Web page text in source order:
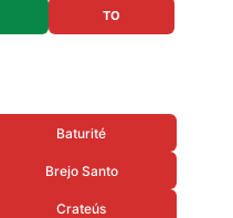
TO
Baturité
Brejo Santo
Crateús